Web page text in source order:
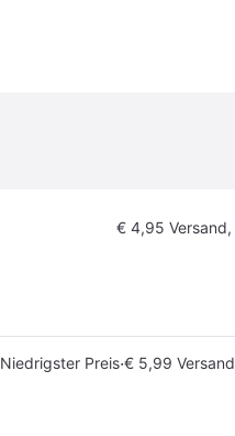
€ 4,95 Versand,
Niedrigster Preis·€ 5,99 Versand